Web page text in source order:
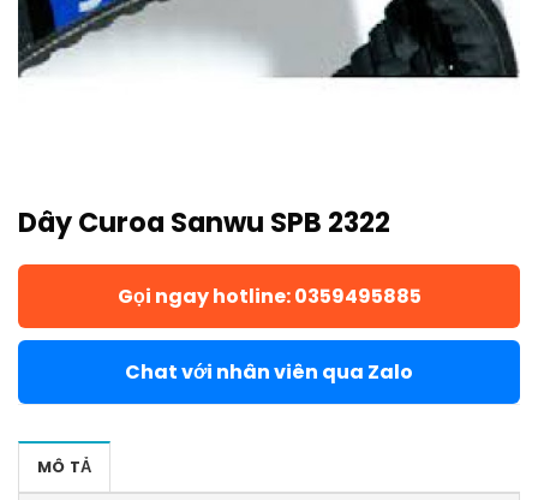
Dây Curoa Sanwu SPB 2322
Gọi ngay hotline: 0359495885
Chat với nhân viên qua Zalo
MÔ TẢ